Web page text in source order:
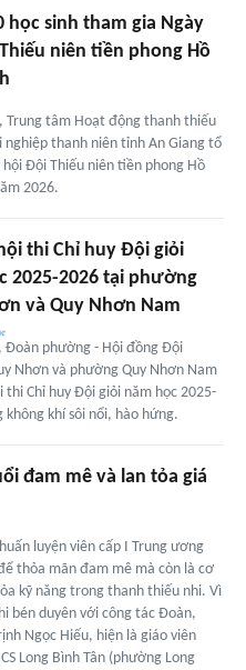
học sinh tham gia Ngày
niên tiền phong Hồ
Trung tâm Hoạt động thanh thiếu
nghiệp thanh niên tỉnh An Giang tổ
hội Đội Thiếu niên tiền phong Hồ
2026.
thi Chỉ huy Đội giỏi
2025-2026 tại phường
và Quy Nhơn Nam
Đoàn phường - Hội đồng Đội
Nhơn và phường Quy Nhơn Nam
thi Chỉ huy Đội giỏi năm học 2025-
không khí sôi nổi, hào hứng.
đam mê và lan tỏa giá
luyện viên cấp I Trung ương
thỏa mãn đam mê mà còn là cơ
kỹ năng trong thanh thiếu nhi. Vì
bén duyên với công tác Đoàn,
Ngọc Hiếu, hiện là giáo viên
Long Bình Tân (phường Long